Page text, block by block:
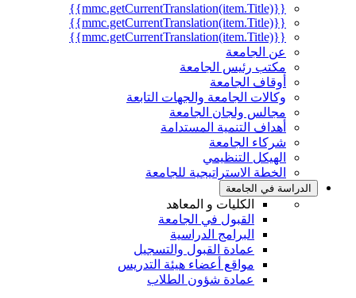
{{mmc.getCurrentTranslation(item.Title)}}
{{mmc.getCurrentTranslation(item.Title)}}
{{mmc.getCurrentTranslation(item.Title)}}
عن الجامعة
مكتب رئيس الجامعة
أوقاف الجامعة
وكالات الجامعة والجهات التابعة
مجالس ولجان الجامعة
أهداف التنمية المستدامة
شركاء الجامعة
الهيكل التنظيمي
الخطة الاستراتيجية للجامعة
الدراسة في الجامعة
الكليات و المعاهد
القبول في الجامعة
البرامج الدراسية
عمادة القبول والتسجيل
مواقع أعضاء هيئة التدريس
عمادة شؤون الطلاب